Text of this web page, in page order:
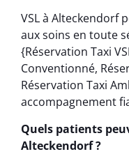
VSL à Alteckendorf
aux soins en toute
{Réservation Taxi
Conventionné,
Réservation Taxi
accompagnement
Quels patients
Alteckendorf ?